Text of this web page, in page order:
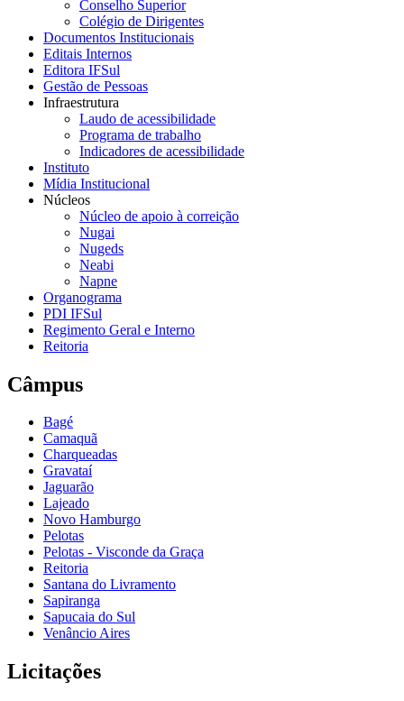
Conselho Superior
Colégio de Dirigentes
Documentos Institucionais
Editais Internos
Editora IFSul
Gestão de Pessoas
Infraestrutura
Laudo de acessibilidade
Programa de trabalho
Indicadores de acessibilidade
Instituto
Mídia Institucional
Núcleos
Núcleo de apoio à correição
Nugai
Nugeds
Neabi
Napne
Organograma
PDI IFSul
Regimento Geral e Interno
Reitoria
Câmpus
Bagé
Camaquã
Charqueadas
Gravataí
Jaguarão
Lajeado
Novo Hamburgo
Pelotas
Pelotas - Visconde da Graça
Reitoria
Santana do Livramento
Sapiranga
Sapucaia do Sul
Venâncio Aires
Licitações